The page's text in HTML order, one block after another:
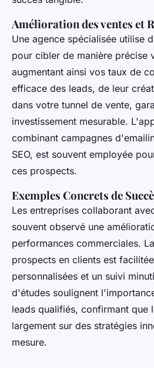
Amélioration des ventes et
Une agence spécialisée utilise
pour cibler de manière précise
augmentant ainsi vos taux de
efficace des leads, de leur
dans votre tunnel de vente,
investissement mesurable.
combinant campagnes
SEO, est souvent employée
ces prospects.
Exemples Concrets de
Les entreprises collaborant
souvent observé une
performances commerciales.
prospects en clients est
personnalisées et un suivi
d'études soulignent
leads qualifiés, confirmant que
largement sur des stratégies
mesure.